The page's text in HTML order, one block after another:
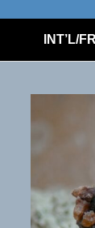
INT’L/